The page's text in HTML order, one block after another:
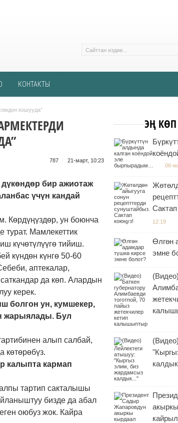
КОНТАКТЫ
кошууда”
21-март, 10:23
787 ᠌ ᠌ ᠌ ᠌᠌ ᠌ ᠌᠌
бир ажиотаж
үчүн кандай
Көрдүңүздөр, ун боюнча
турат. Мамлекеттик
күчөтүлүүгө тийиш.
күндөн күнгө 50-60
аптекалар,
да көп. Алардын
керек.
болгон ун, кумшекер,
жарыялады. Бул
алып салбай,
көтөрөбүз.
калыпта кармап
тартип сакталышы
бизде да абал
оюбуз жок. Кайра
ЭҢ
06-
12:19
Өлгөн
эмне